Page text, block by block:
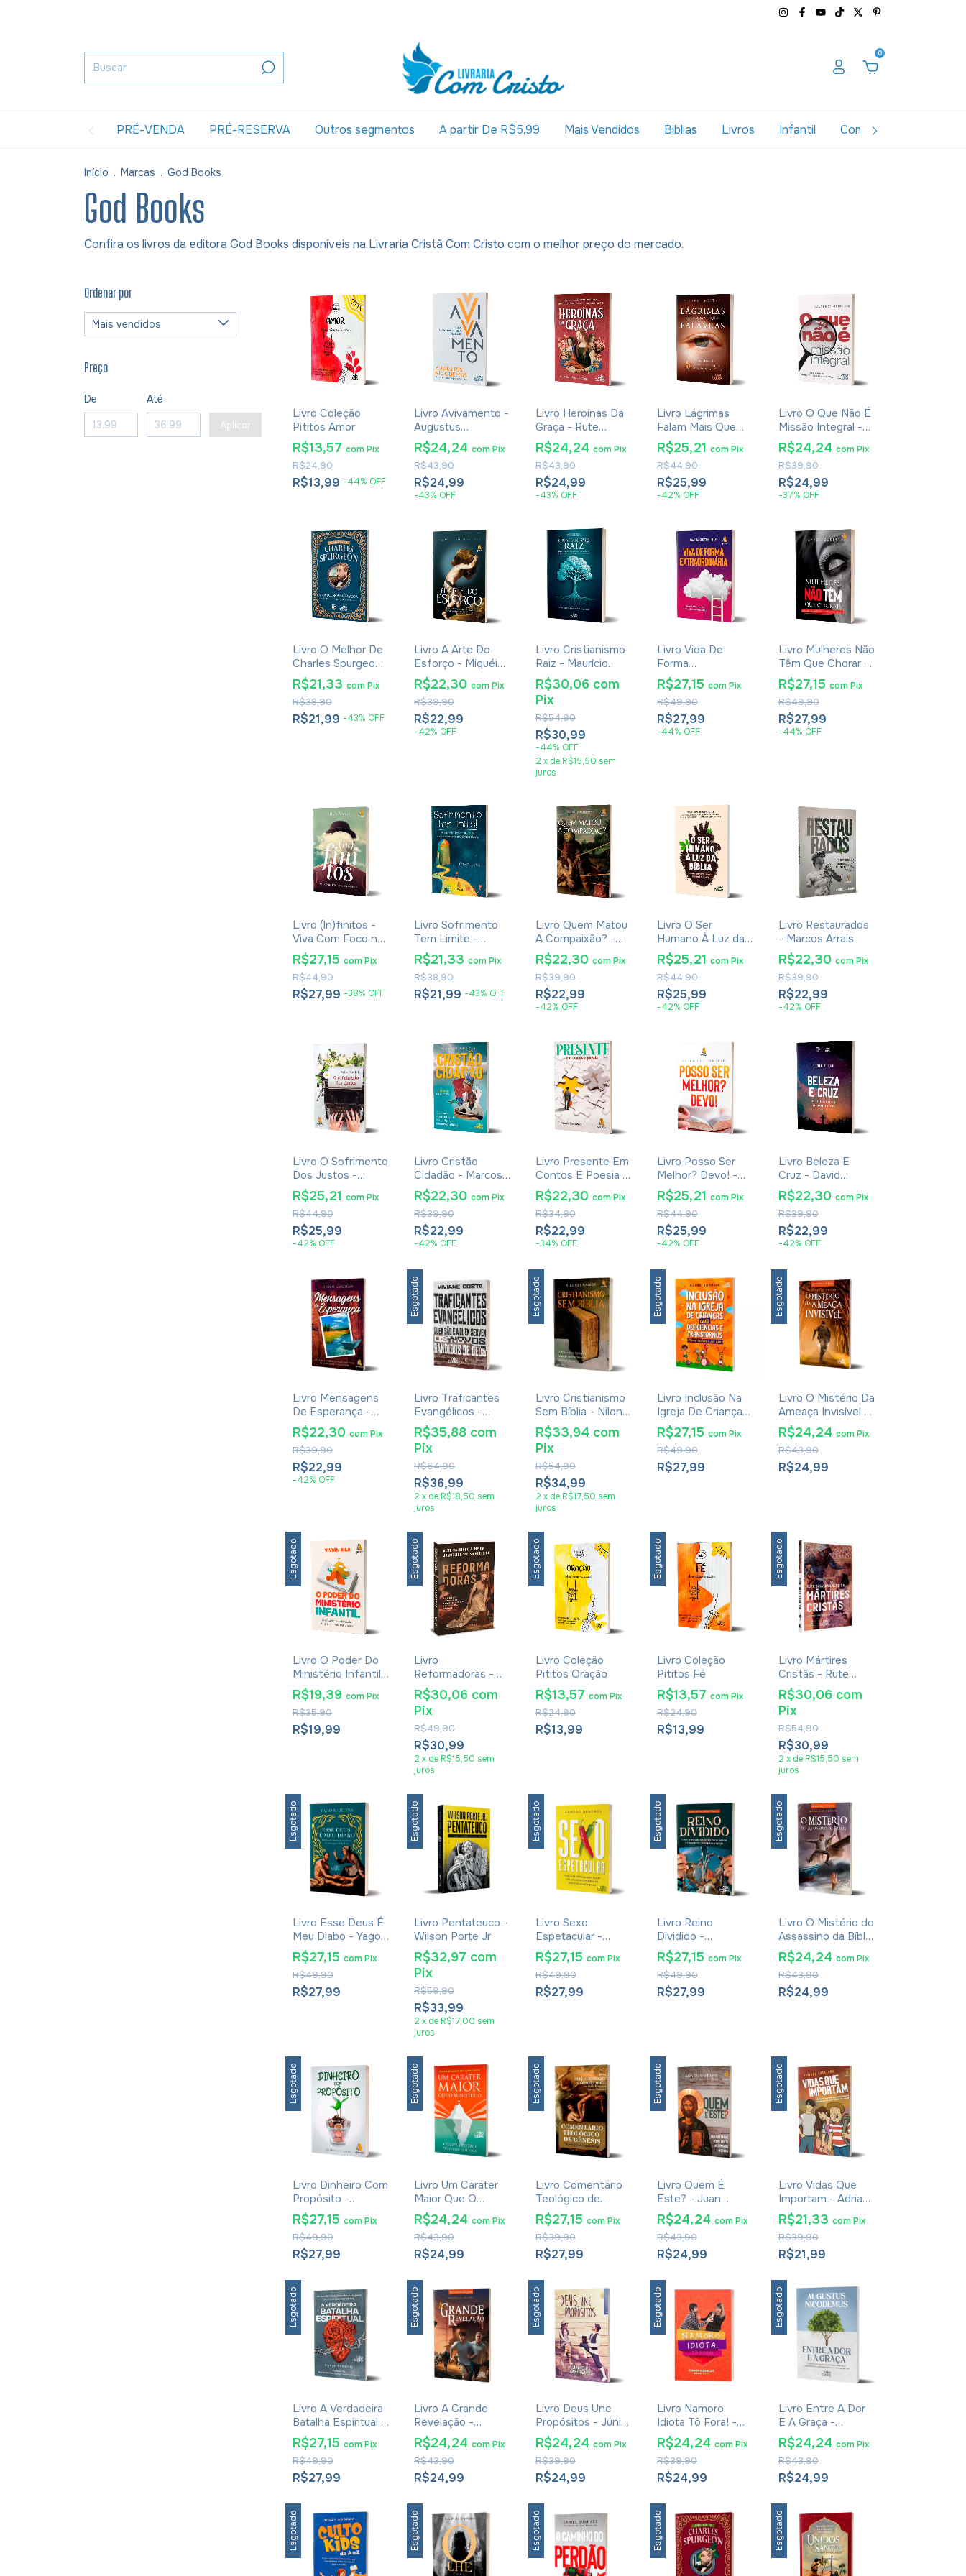
0
PRÉ-VENDA PRÉ-RESERVA Outros segmentos A partir De R$5,99 Mais Vendidos Biblias Livros Infantil Combos
Início . Marcas . God Books
God Books
Confira os livros da editora God Books disponíveis na Livraria Cristã Com Cristo com o melhor preço do mercado.
Ordenar por
Preço
De Até
Aplicar
Livro Coleção
Pititos Amor
R$13,99 -44% OFF
R$24,90
R$13,57 comPix
Livro Avivamento -
Augustus
Nicodemus
R$24,99
-43% OFF
R$43,90
R$24,24 comPix
Livro Heroínas Da
Graça - Rute
Salviano Almeida
R$24,99
-43% OFF
R$43,90
R$24,24 comPix
Livro Lágrimas
Falam Mais Que
Palavras - Felipe
Freitas
R$25,99
-42% OFF
R$44,90
R$25,21 comPix
Livro O Que Não É
Missão Integral -
Valtenci Oliveira
R$24,99
-37% OFF
R$39,90
R$24,24 comPix
Livro O Melhor De
Charles Spurgeon
- Cristo Nossa
Páscoa
R$21,99 -43% OFF
R$38,90
R$21,33 comPix
Livro A Arte Do
Esforço - Miquéias
Henrique De Sousa
R$22,99
-42% OFF
R$39,90
R$22,30 comPix
Livro Cristianismo
Raiz - Maurício
Zágari e Gustavo
Faleiro
R$30,99
-44% OFF
R$54,90
R$30,06 com
Pix
2 x de R$15,50 sem
juros
Livro Vida De
Forma
Extraordinária -
Ágatha Cristian
Heap
R$27,99
-44% OFF
R$49,90
R$27,15 comPix
Livro Mulheres Não
Têm Que Chorar -
Carol Costa
R$27,99
-44% OFF
R$49,90
R$27,15 comPix
Livro (In)finitos -
Viva Com Foco na
Eternidade - Thaís
Zamba
R$27,99 -38% OFF
R$44,90
R$27,15 comPix
Livro Sofrimento
Tem Limite -
Edson Duque
R$21,99 -43% OFF
R$38,90
R$21,33 comPix
Livro Quem Matou
A Compaixão? -
Leonardo
Fernandes
R$22,99
-42% OFF
R$39,90
R$22,30 comPix
Livro O Ser
Humano À Luz da
Bíblia - Uma
Jornada Entre o
Ideal e o Real |
Jonathan
Menezes
R$25,99
-42% OFF
R$44,90
R$25,21 comPix
Livro Restaurados
- Marcos Arrais
R$22,99
-42% OFF
R$39,90
R$22,30 comPix
Livro O Sofrimento
Dos Justos -
Pedro Raniel
R$25,99
-42% OFF
R$44,90
R$25,21 comPix
Livro Cristão
Cidadão - Marcos
Mendes
R$22,99
-42% OFF
R$39,90
R$22,30 comPix
Livro Presente Em
Contos E Poesia -
Leonardo
Fernandes
R$22,99
-34% OFF
R$34,90
R$22,30 comPix
Livro Posso Ser
Melhor? Devo! -
Heronides
Campelo
R$25,99
-42% OFF
R$44,90
R$25,21 comPix
Livro Beleza E
Cruz - David
Bango
R$22,99
-42% OFF
R$39,90
R$22,30 comPix
Livro Mensagens
De Esperança -
Gilvan Garcelan
R$22,99
-42% OFF
R$39,90
R$22,30 comPix
Esgotado
Livro Traficantes
Evangélicos -
Viviane Costa
R$36,99
R$64,90
R$35,88 com
Pix
2 x de R$18,50 sem
juros
Esgotado
Livro Cristianismo
Sem Bíblia - Nilonei
Ramos
R$34,99
R$54,90
R$33,94 com
Pix
2 x de R$17,50 sem
juros
Esgotado
Livro Inclusão Na
Igreja De Crianças
Com Deficiências
E Transtornos:
Como Incluir e Por
quê - Aline Santos
R$27,99
R$49,90
R$27,15 comPix
Esgotado
Livro O Mistério Da
Ameaça Invisível -
Maurício Zágari
R$24,99
R$43,90
R$24,24 comPix
Esgotado
Livro O Poder Do
Ministério Infantil -
Vivian Bila
R$19,99
R$35,90
R$19,39 comPix
Esgotado
Livro
Reformadoras -
Rute Salviano
Almeida
R$30,99
R$49,90
R$30,06 com
Pix
2 x de R$15,50 sem
juros
Esgotado
Livro Coleção
Pititos Oração
R$13,99
R$24,90
R$13,57 comPix
Esgotado
Livro Coleção
Pititos Fé
R$13,99
R$24,90
R$13,57 comPix
Esgotado
Livro Mártires
Cristãs - Rute
Salviano Almeida
R$30,99
R$54,90
R$30,06 com
Pix
2 x de R$15,50 sem
juros
Esgotado
Livro Esse Deus É
Meu Diabo - Yago
Martins
R$27,99
R$49,90
R$27,15 comPix
Esgotado
Livro Pentateuco -
Wilson Porte Jr
R$33,99
R$59,90
R$32,97 com
Pix
2 x de R$17,00 sem
juros
Esgotado
Livro Sexo
Espetacular -
Leandro Quadros
R$27,99
R$49,90
R$27,15 comPix
Esgotado
Livro Reino
Dividido -
Gutierres
Fernandes Siqueira
R$27,99
R$49,90
R$27,15 comPix
Esgotado
Livro O Mistério do
Assassino da Bíblia
- Maurício Zágari
R$24,99
R$43,90
R$24,24 comPix
Esgotado
Livro Dinheiro Com
Propósito -
Elisângela Lopes
R$27,99
R$49,90
R$27,15 comPix
Esgotado
Livro Um Caráter
Maior Que O
Ministério - Felipe
Freitas
R$24,99
R$43,90
R$24,24 comPix
Esgotado
Livro Comentário
Teológico de
Gêneses - Luiz
Cardoso Moll e
Pablo Pimentel
R$27,99
R$39,90
R$27,15 comPix
Esgotado
Livro Quem É
Este? - Juan
Molina Hueso
R$24,99
R$43,90
R$24,24 comPix
Esgotado
Livro Vidas Que
Importam - Adriana
Pessanha
R$21,99
R$39,90
R$21,33 comPix
Esgotado
Livro A Verdadeira
Batalha Espiritual -
André Schalitt
R$27,99
R$49,90
R$27,15 comPix
Esgotado
Livro A Grande
Revelação -
Maurício Zágari
R$24,99
R$43,90
R$24,24 comPix
Esgotado
Livro Deus Une
Propósitos - Júnior
Meireles
R$24,99
R$39,90
R$24,24 comPix
Esgotado
Livro Namoro
Idiota Tô Fora! -
Júnior Meireles
R$24,99
R$39,90
R$24,24 comPix
Esgotado
Livro Entre A Dor
E A Graça -
Augustus
Nicodemus
R$24,99
R$43,90
R$24,24 comPix
Esgotado Esgotado Esgotado Esgotado Esgotado